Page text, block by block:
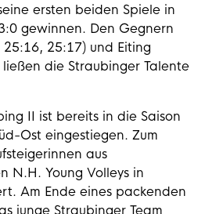
ersten beiden Spiele in
gewinnen. Den Gegnern
25:17) und Eiting
die Straubinger Talente
II ist bereits in die Saison
Ost eingestiegen. Zum
aus
N.H. Young Volleys in
Am Ende eines packenden
junge Straubinger Team